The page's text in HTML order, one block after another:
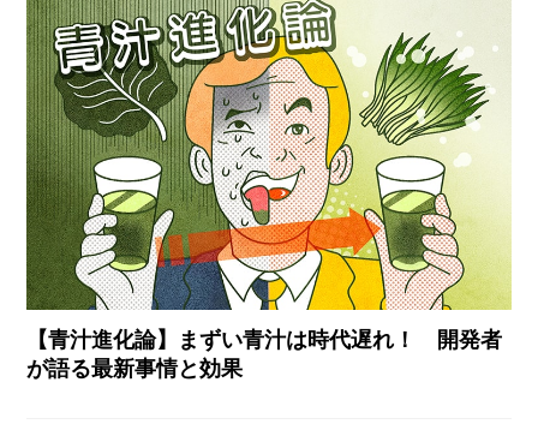
【青汁進化論】まずい青汁は時代遅れ！ 開発者
が語る最新事情と効果